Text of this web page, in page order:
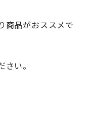
商品がおススメで
い。